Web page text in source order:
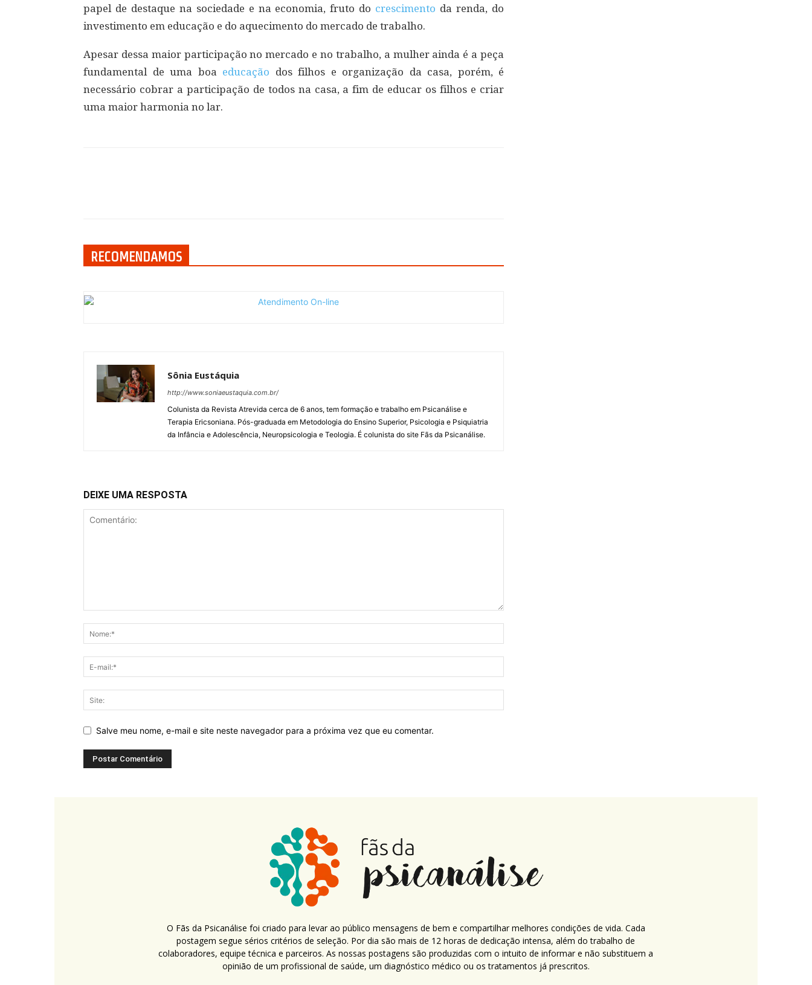
papel de destaque na sociedade e na economia, fruto do crescimento da renda, do
investimento em educação e do aquecimento do mercado de trabalho.
Apesar dessa maior participação no mercado e no trabalho, a mulher ainda é a peça
fundamental de uma boa educação dos filhos e organização da casa, porém, é
necessário cobrar a participação de todos na casa, a fim de educar os filhos e criar
uma maior harmonia no lar.
RECOMENDAMOS
Sônia Eustáquia
http://www.soniaeustaquia.com.br/
Colunista da Revista Atrevida cerca de 6 anos, tem formação e trabalho em Psicanálise e
Terapia Ericsoniana. Pós-graduada em Metodologia do Ensino Superior, Psicologia e Psiquiatria
da Infância e Adolescência, Neuropsicologia e Teologia. É colunista do site Fãs da Psicanálise.
DEIXE UMA RESPOSTA
Salve meu nome, e-mail e site neste navegador para a próxima vez que eu comentar.
O Fãs da Psicanálise foi criado para levar ao público mensagens de bem e compartilhar melhores condições de vida. Cada
postagem segue sérios critérios de seleção. Por dia são mais de 12 horas de dedicação intensa, além do trabalho de
colaboradores, equipe técnica e parceiros. As nossas postagens são produzidas com o intuito de informar e não substituem a
opinião de um profissional de saúde, um diagnóstico médico ou os tratamentos já prescritos.